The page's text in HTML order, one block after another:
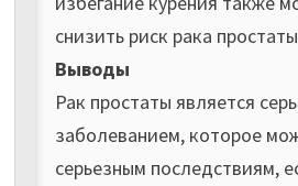
снизить риск рака
Выводы
Рак простаты является
заболеванием, которое
серьезным последствиям,